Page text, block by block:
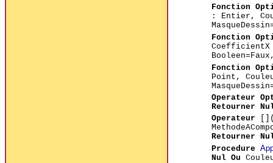
Fonction
: Entier,
Fonction
Fonction
Point,
Operateur
Retourner
Operateur
Retourner
Procedure
Nul Ou